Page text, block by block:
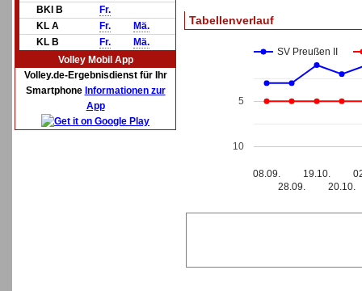
BKl B
Fr.
KL A
Fr.
Mä.
KL B
Fr.
Mä.
Volley Mobil App
Volley.de-Ergebnisdienst für Ihr
Smartphone Informationen zur
App
Tabellenverlauf
SV Preußen II
08.09.
28.09.
19.10.
20.10.
5
10